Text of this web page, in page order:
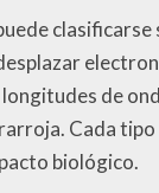
de
Cada
biológico.